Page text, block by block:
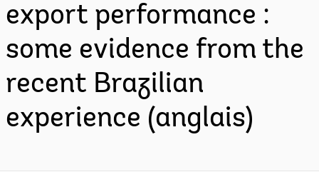
export performance :
some evidence from the
recent Brazilian
experience (anglais)